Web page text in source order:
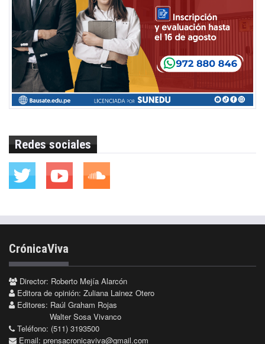
Redes sociales
CrónicaViva
Director: Roberto Mejía Alarcón
Editora de opinión: Zuliana Lainez Otero
Editores: Raúl Graham Rojas
Walter Sosa Vivanco
Teléfono: (511) 3193500
Email: prensacronicaviva@gmail.com